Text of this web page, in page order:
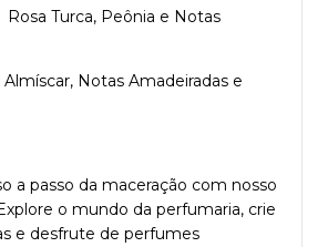
Turca, Peônia e Notas
Notas Amadeiradas e
a passo da maceração com nosso
o mundo da perfumaria, crie
e desfrute de perfumes